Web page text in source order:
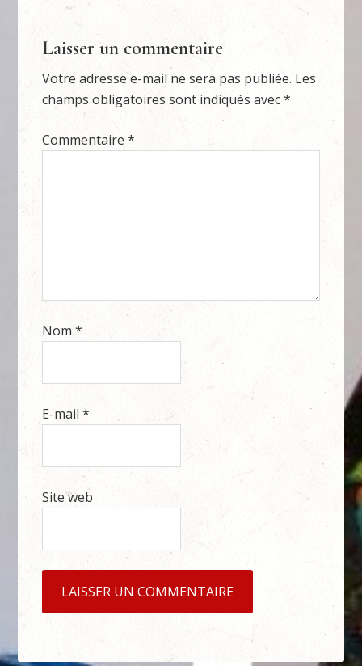
Laisser un commentaire
Votre adresse e-mail ne sera pas publiée. Les
champs obligatoires sont indiqués avec*
Commentaire*
Nom*
E-mail*
Site web